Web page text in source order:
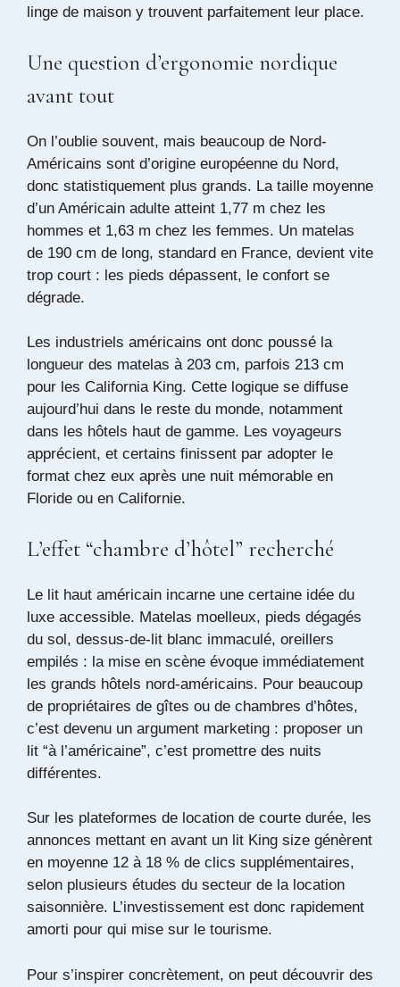
linge de maison y trouvent parfaitement leur place.
Une question d’ergonomie nordique
avant tout
On l’oublie souvent, mais beaucoup de Nord-
Américains sont d’origine européenne du Nord,
donc statistiquement plus grands. La taille moyenne
d’un Américain adulte atteint 1,77 m chez les
hommes et 1,63 m chez les femmes. Un matelas
de 190 cm de long, standard en France, devient vite
trop court : les pieds dépassent, le confort se
dégrade.
Les industriels américains ont donc poussé la
longueur des matelas à 203 cm, parfois 213 cm
pour les California King. Cette logique se diffuse
aujourd’hui dans le reste du monde, notamment
dans les hôtels haut de gamme. Les voyageurs
apprécient, et certains finissent par adopter le
format chez eux après une nuit mémorable en
Floride ou en Californie.
L’effet “chambre d’hôtel” recherché
Le lit haut américain incarne une certaine idée du
luxe accessible. Matelas moelleux, pieds dégagés
du sol, dessus-de-lit blanc immaculé, oreillers
empilés : la mise en scène évoque immédiatement
les grands hôtels nord-américains. Pour beaucoup
de propriétaires de gîtes ou de chambres d’hôtes,
c’est devenu un argument marketing : proposer un
lit “à l’américaine”, c’est promettre des nuits
différentes.
Sur les plateformes de location de courte durée, les
annonces mettant en avant un lit King size génèrent
en moyenne 12 à 18 % de clics supplémentaires,
selon plusieurs études du secteur de la location
saisonnière. L’investissement est donc rapidement
amorti pour qui mise sur le tourisme.
Pour s’inspirer concrètement, on peut découvrir des